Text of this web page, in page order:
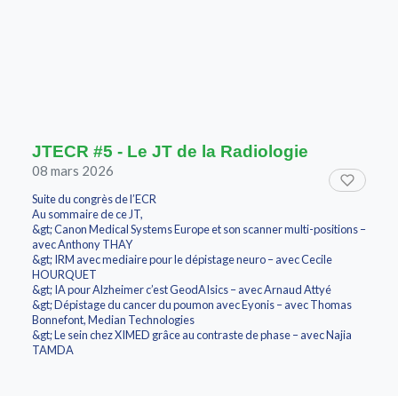
JTECR #5 - Le JT de la Radiologie
08 mars 2026
Suite du congrès de l’ECR
Au sommaire de ce JT,
&gt; Canon Medical Systems Europe et son scanner multi-positions –
avec Anthony THAY
&gt; IRM avec mediaire pour le dépistage neuro – avec Cecile
HOURQUET
&gt; IA pour Alzheimer c’est GeodAIsics – avec Arnaud Attyé
&gt; Dépistage du cancer du poumon avec Eyonis – avec Thomas
Bonnefont, Median Technologies
&gt; Le sein chez XIMED grâce au contraste de phase – avec Najia
TAMDA